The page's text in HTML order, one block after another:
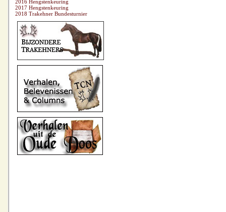
2016 Hengstenkeuring
2017 Hengstenkeuring
2018 Trakehner Bundesturnier